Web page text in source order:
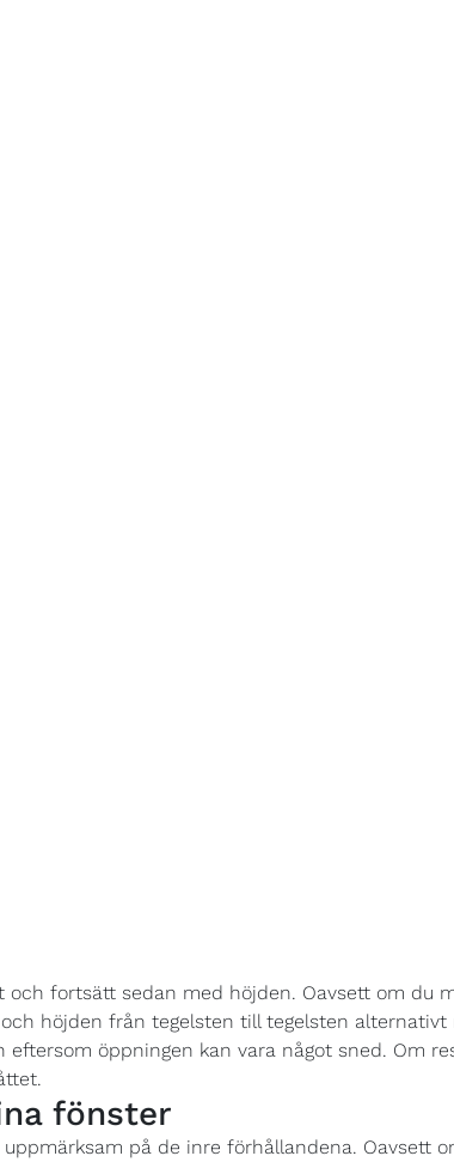
fortsätt sedan med höjden. Oavsett om du
höjden från tegelsten till tegelsten alternativt
öppningen kan vara något sned. Om
fönster
på de inre förhållandena. Oavsett